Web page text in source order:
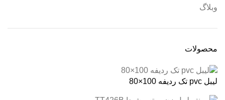
وبلاگ
محصولات
لیبل pvc تک ردیفه 100×80